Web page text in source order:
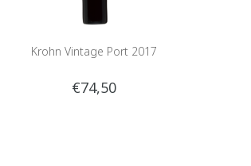
Krohn Vintage Port 2017
€74,50